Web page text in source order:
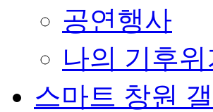
공연행사
나의 기후
스마트 창원